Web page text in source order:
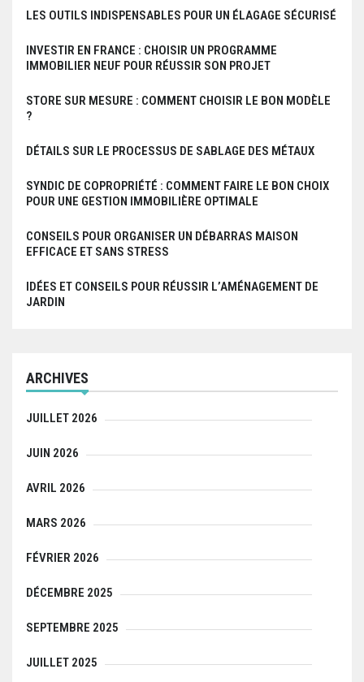
LES OUTILS INDISPENSABLES POUR UN ÉLAGAGE SÉCURISÉ
INVESTIR EN FRANCE : CHOISIR UN PROGRAMME
IMMOBILIER NEUF POUR RÉUSSIR SON PROJET
STORE SUR MESURE : COMMENT CHOISIR LE BON MODÈLE
?
DÉTAILS SUR LE PROCESSUS DE SABLAGE DES MÉTAUX
SYNDIC DE COPROPRIÉTÉ : COMMENT FAIRE LE BON CHOIX
POUR UNE GESTION IMMOBILIÈRE OPTIMALE
CONSEILS POUR ORGANISER UN DÉBARRAS MAISON
EFFICACE ET SANS STRESS
IDÉES ET CONSEILS POUR RÉUSSIR L’AMÉNAGEMENT DE
JARDIN
ARCHIVES
JUILLET 2026
JUIN 2026
AVRIL 2026
MARS 2026
FÉVRIER 2026
DÉCEMBRE 2025
SEPTEMBRE 2025
JUILLET 2025